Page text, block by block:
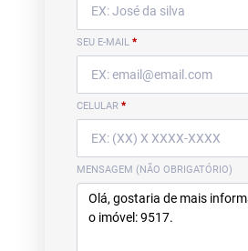
SEU E-MAIL *
CELULAR *
MENSAGEM (NÃO OBRIGATÓRIO)